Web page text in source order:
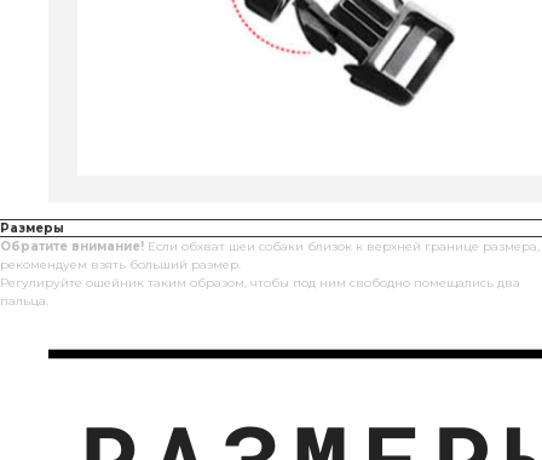
Размеры
Обратите внимание! Если обхват шеи собаки близок к верхней границе размера,
рекомендуем взять больший размер.
Регулируйте ошейник таким образом, чтобы под ним свободно помещались два
пальца.